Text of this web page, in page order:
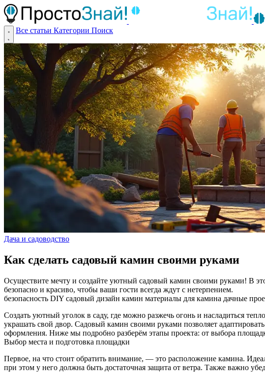
Все статьи Категории Поиск
Дача и садоводство
Как сделать садовый камин своими руками
Осуществите мечту и создайте уютный садовый камин своими руками! В
безопасно и красиво, чтобы ваши гости всегда ждут с нетерпением.
безопасность DIY садовый дизайн камин материалы для камина дачные
Создать уютный уголок в саду, где можно разжечь огонь и насладиться
украшать свой двор. Садовый камин своими руками позволяет
оформления. Ниже мы подробно разберём этапы проекта: от выбора
Выбор места и подготовка площадки
Первое, на что стоит обратить внимание, — это расположение камина.
при этом у него должна быть достаточная защита от ветра. Также важно